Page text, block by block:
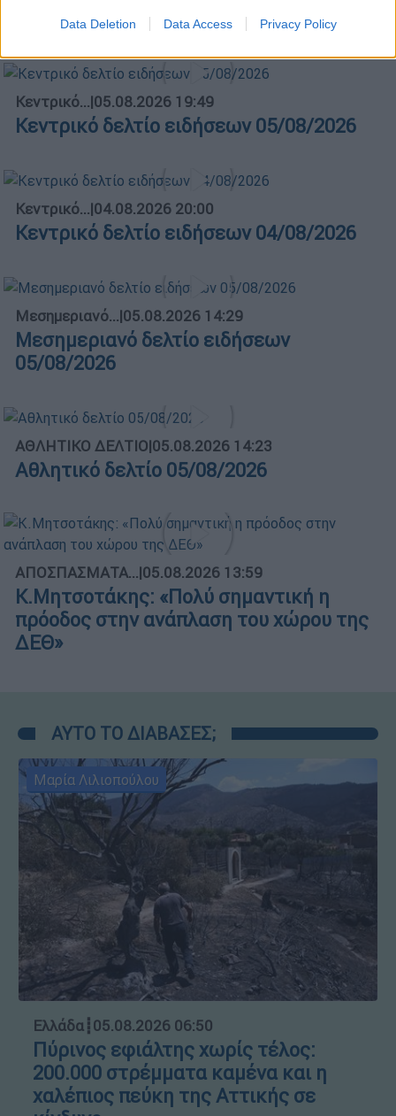
Data Deletion Data Access Privacy Policy
POPULAR VIDEOS
Κεντρικό...|05.08.2026 19:49
Κεντρικό δελτίο ειδήσεων 05/08/2026
Κεντρικό...|04.08.2026 20:00
Κεντρικό δελτίο ειδήσεων 04/08/2026
Μεσημεριανό...|05.08.2026 14:29
Μεσημεριανό δελτίο ειδήσεων
05/08/2026
ΑΘΛΗΤΙΚΟ ΔΕΛΤΙΟ|05.08.2026 14:23
Αθλητικό δελτίο 05/08/2026
ΑΠΟΣΠΑΣΜΑΤΑ...|05.08.2026 13:59
Κ.Μητσοτάκης: «Πολύ σημαντική η
πρόοδος στην ανάπλαση του χώρου της
ΔΕΘ»
ΑΥΤΟ ΤΟ ΔΙΑΒΑΣΕΣ;
Μαρία Λιλιοπούλου
Ελλάδα┋05.08.2026 06:50
Πύρινος εφιάλτης χωρίς τέλος:
200.000 στρέμματα καμένα και η
χαλέπιος πεύκη της Αττικής σε